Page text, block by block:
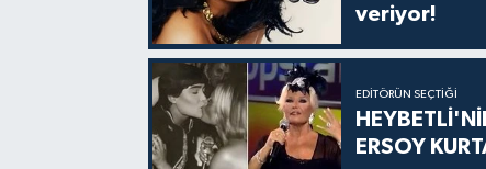
veriyor!
EDITÖRÜN SEÇTIĞI
ERSOY